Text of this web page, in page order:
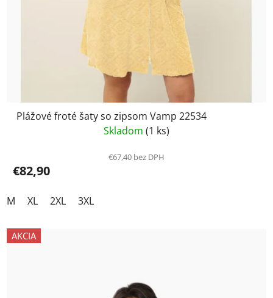
Plážové froté šaty so zipsom Vamp 22534
Skladom (1 ks)
€67,40 bez DPH
€82,90
M XL 2XL 3XL
AKCIA